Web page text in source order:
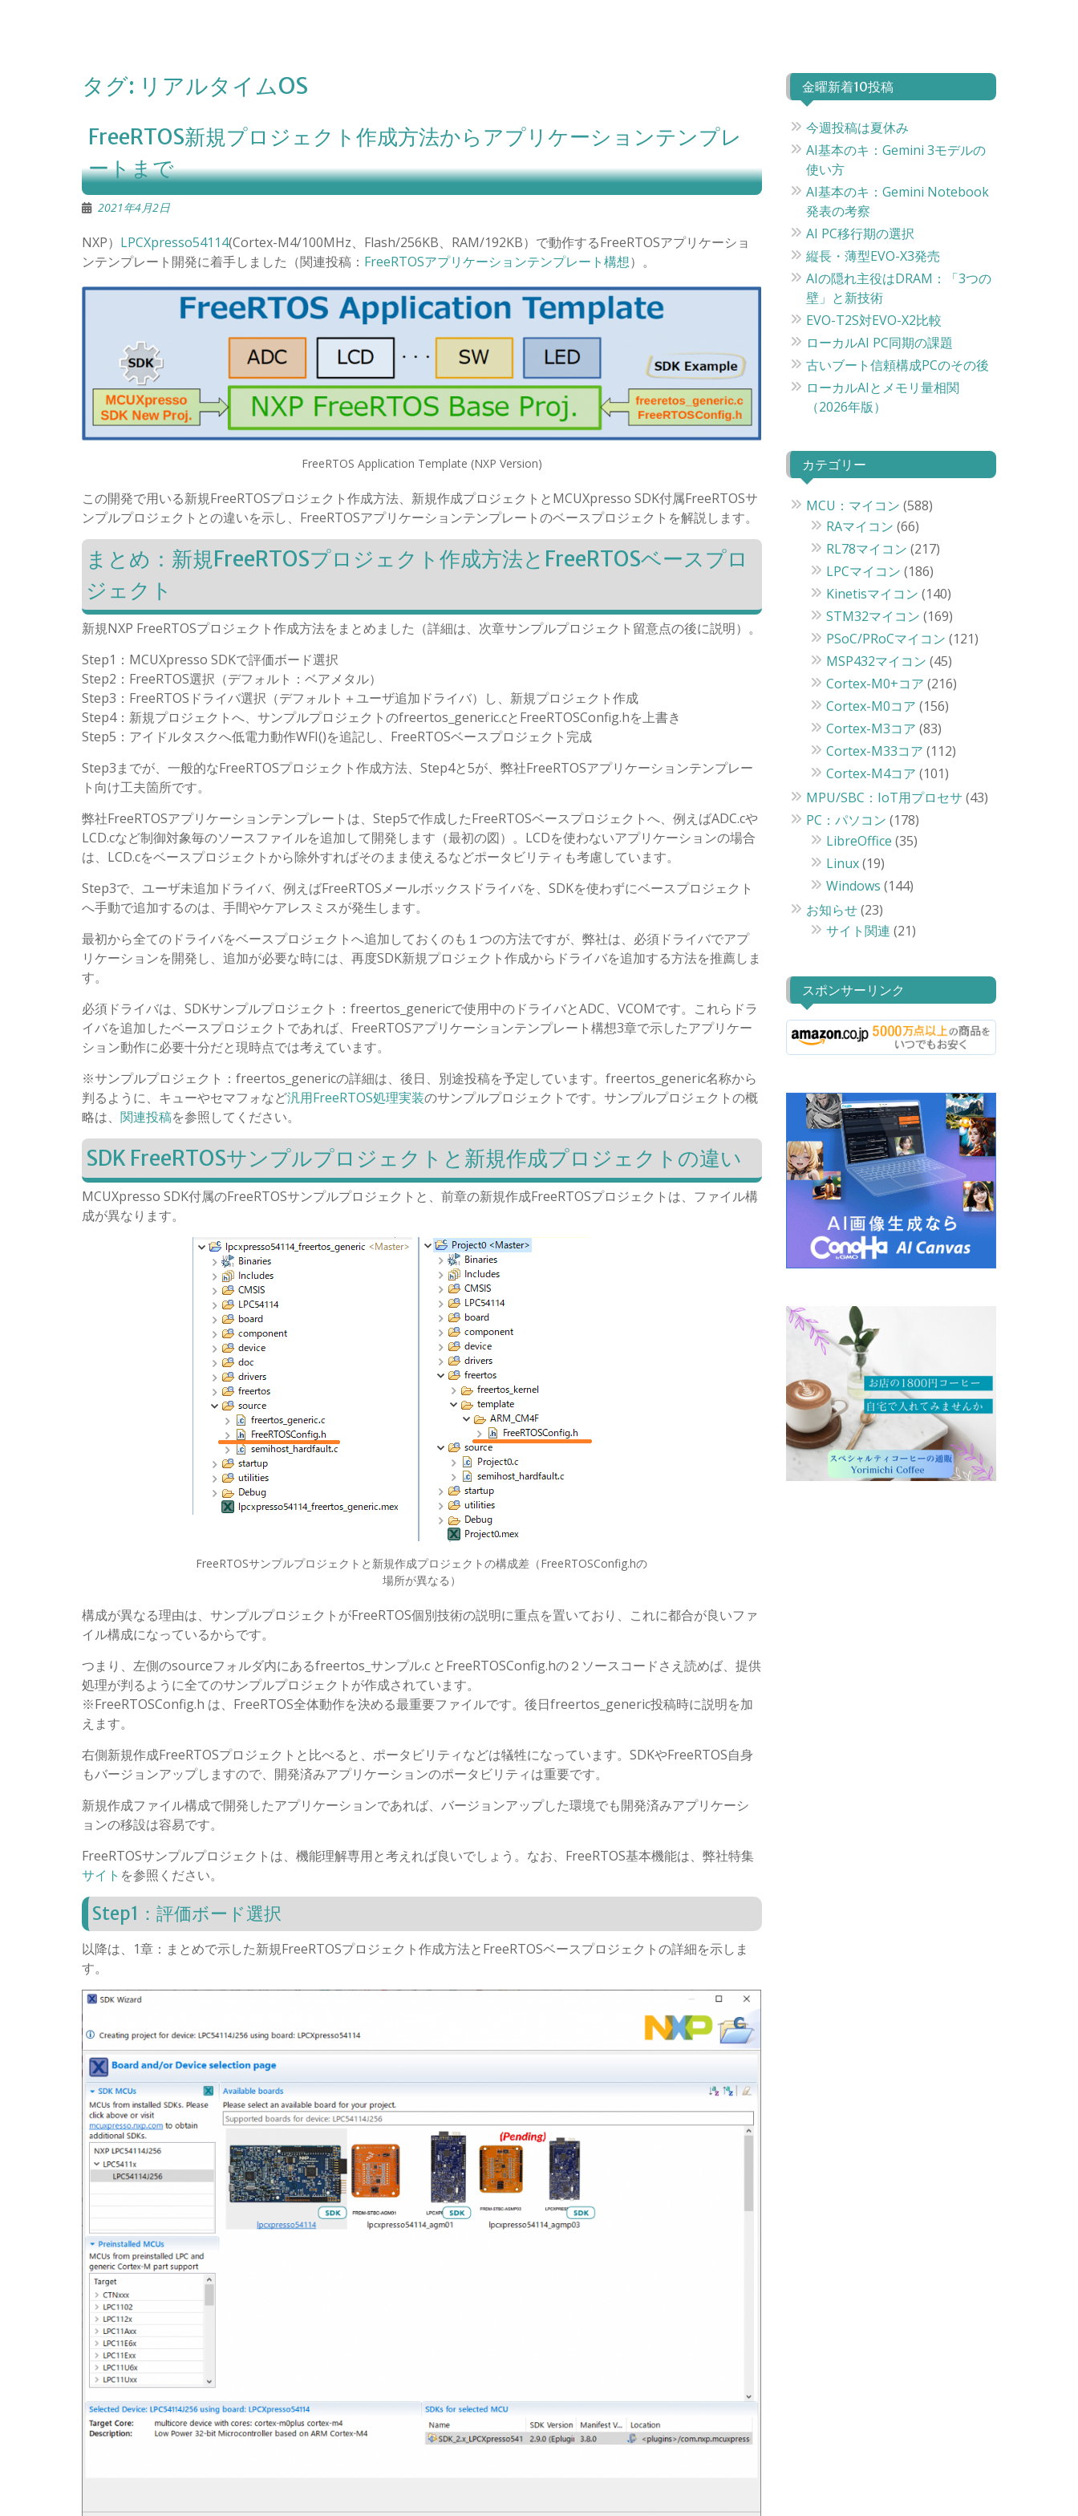
タグ: リアルタイムOS
FreeRTOS新規プロジェクト作成方法からアプリケーションテンプレ
ートまで
2021年4月2日
NXP） LPCXpresso54114(Cortex-M4/100MHz、Flash/256KB、RAM/192KB）で動作するFreeRTOSアプリケーショ
ンテンプレート開発に着手しました（関連投稿： FreeRTOSアプリケーションテンプレート構想）。
FreeRTOS Application Template (NXP Version)
この開発で用いる新規FreeRTOSプロジェクト作成方法、新規作成プロジェクトとMCUXpresso SDK付属FreeRTOSサ
ンプルプロジェクトとの違いを示し、FreeRTOSアプリケーションテンプレートのベースプロジェクトを解説します。
まとめ：新規FreeRTOSプロジェクト作成方法とFreeRTOSベースプロ
ジェクト
新規NXP FreeRTOSプロジェクト作成方法をまとめました（詳細は、次章サンプルプロジェクト留意点の後に説明）。
Step1：MCUXpresso SDKで評価ボード選択
Step2：FreeRTOS選択（デフォルト：ベアメタル）
Step3：FreeRTOSドライバ選択（デフォルト＋ユーザ追加ドライバ）し、新規プロジェクト作成
Step4：新規プロジェクトへ、サンプルプロジェクトのfreertos_generic.cとFreeRTOSConfig.hを上書き
Step5：アイドルタスクへ低電力動作WFI()を追記し、FreeRTOSベースプロジェクト完成
Step3までが、一般的なFreeRTOSプロジェクト作成方法、Step4と5が、弊社FreeRTOSアプリケーションテンプレー
ト向け工夫箇所です。
弊社FreeRTOSアプリケーションテンプレートは、Step5で作成したFreeRTOSベースプロジェクトへ、例えばADC.cや
LCD.cなど制御対象毎のソースファイルを追加して開発します（最初の図）。LCDを使わないアプリケーションの場合
は、LCD.cをベースプロジェクトから除外すればそのまま使えるなどポータビリティも考慮しています。
Step3で、ユーザ未追加ドライバ、例えばFreeRTOSメールボックスドライバを、SDKを使わずにベースプロジェクト
へ手動で追加するのは、手間やケアレスミスが発生します。
最初から全てのドライバをベースプロジェクトへ追加しておくのも１つの方法ですが、弊社は、必須ドライバでアプ
リケーションを開発し、追加が必要な時には、再度SDK新規プロジェクト作成からドライバを追加する方法を推薦しま
す。
必須ドライバは、SDKサンプルプロジェクト：freertos_genericで使用中のドライバとADC、VCOMです。これらドラ
イバを追加したベースプロジェクトであれば、FreeRTOSアプリケーションテンプレート構想3章で示したアプリケー
ション動作に必要十分だと現時点では考えています。
※サンプルプロジェクト：freertos_genericの詳細は、後日、別途投稿を予定しています。freertos_generic名称から
判るように、キューやセマフォなど汎用FreeRTOS処理実装のサンプルプロジェクトです。サンプルプロジェクトの概
略は、 関連投稿を参照してください。
SDK FreeRTOSサンプルプロジェクトと新規作成プロジェクトの違い
MCUXpresso SDK付属のFreeRTOSサンプルプロジェクトと、前章の新規作成FreeRTOSプロジェクトは、ファイル構
成が異なります。
FreeRTOSサンプルプロジェクトと新規作成プロジェクトの構成差（FreeRTOSConfig.hの
場所が異なる）
構成が異なる理由は、サンプルプロジェクトがFreeRTOS個別技術の説明に重点を置いており、これに都合が良いファ
イル構成になっているからです。
つまり、左側のsourceフォルダ内にあるfreertos_サンプル.c とFreeRTOSConfig.hの２ソースコードさえ読めば、提供
処理が判るように全てのサンプルプロジェクトが作成されています。
※FreeRTOSConfig.h は、FreeRTOS全体動作を決める最重要ファイルです。後日freertos_generic投稿時に説明を加
えます。
右側新規作成FreeRTOSプロジェクトと比べると、ポータビリティなどは犠牲になっています。SDKやFreeRTOS自身
もバージョンアップしますので、開発済みアプリケーションのポータビリティは重要です。
新規作成ファイル構成で開発したアプリケーションであれば、バージョンアップした環境でも開発済みアプリケーシ
ョンの移設は容易です。
FreeRTOSサンプルプロジェクトは、機能理解専用と考えれば良いでしょう。なお、FreeRTOS基本機能は、弊社特集
サイト を参照ください。
Step1：評価ボード選択
以降は、1章：まとめで示した新規FreeRTOSプロジェクト作成方法とFreeRTOSベースプロジェクトの詳細を示しま
す。
金曜新着10投稿
今週投稿は夏休み
AI基本のキ：Gemini 3モデルの
使い方
AI基本のキ：Gemini Notebook
発表の考察
AI PC移行期の選択
縦長・薄型EVO-X3発売
AIの隠れ主役はDRAM：「3つの
壁」と新技術
EVO-T2S対EVO-X2比較
ローカルAI PC同期の課題
古いブート信頼構成PCのその後
ローカルAIとメモリ量相関
（2026年版）
カテゴリー
MCU：マイコン (588)
RAマイコン (66)
RL78マイコン (217)
LPCマイコン (186)
Kinetisマイコン (140)
STM32マイコン (169)
PSoC/PRoCマイコン (121)
MSP432マイコン (45)
Cortex-M0+コア (216)
Cortex-M0コア (156)
Cortex-M3コア (83)
Cortex-M33コア (112)
Cortex-M4コア (101)
MPU/SBC：IoT用プロセサ (43)
PC：パソコン (178)
LibreOffice (35)
Linux(19)
Windows (144)
お知らせ(23)
サイト関連 (21)
スポンサーリンク